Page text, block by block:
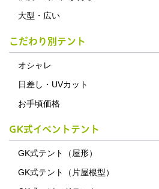
大型・広い
こだわり別テント
オシャレ
日差し・UVカット
お手頃価格
GK式イベントテント
GK式テント（屋形）
GK式テント（片屋根型）